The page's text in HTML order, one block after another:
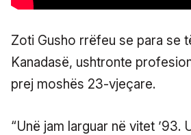
Zoti Gusho rrëfeu se para se
Kanadasë, ushtronte
prej moshës 23-vjeçare.
“Unë jam larguar në vitet ’93.